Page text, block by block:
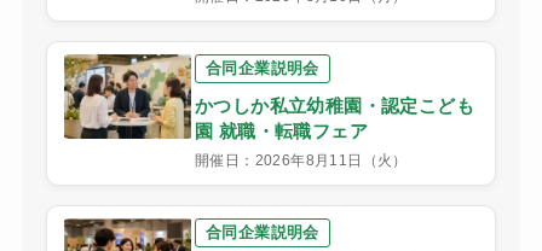
合同企業説明会
かつしか私立幼稚園・認定こども
園 就職・転職フェア
開催日：2026年8月11日（火）
合同企業説明会